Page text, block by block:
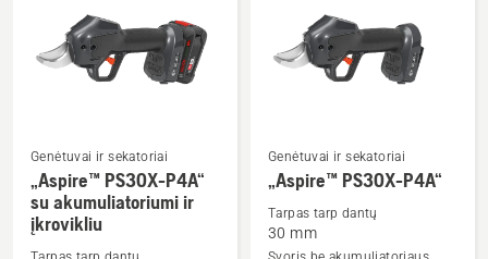
akumuliatoriumi
Žiūrėti
daugiau
detalių
apie
Genėtuvai ir sekatoriai
„Aspire™ PS30X-P4A“
su akumuliatoriumi ir
įkrovikliu
Žiūrėti
detalių
apie
Genėtuvai ir sekatoriai
„Aspire™ PS30X-P4A“
Tarpas tarp dantų
30 mm